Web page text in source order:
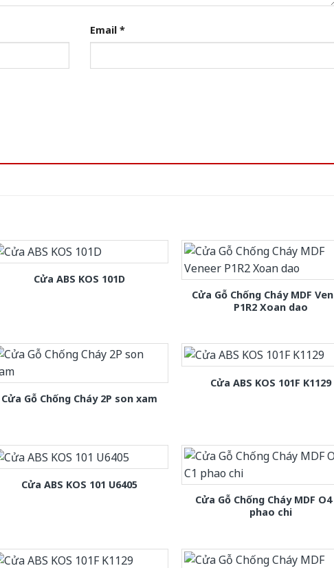
Email *
Cửa ABS KOS 101D
Cửa Gỗ Chống Cháy MDF
P1R2 Xoan dao
Cửa Gỗ Chống Cháy 2P son xam
Cửa ABS KOS 101F K1129
Cửa ABS KOS 101 U6405
Cửa Gỗ Chống Cháy MDF O4
phao chi